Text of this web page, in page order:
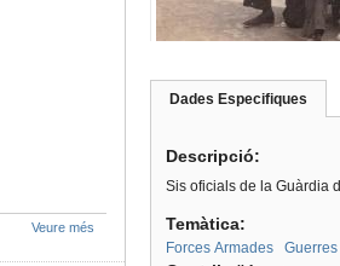
Dades Especifiques
Descripció:
Sis oficials de la Guàrdia
Temàtica:
Forces Armades Guerres
Veure més